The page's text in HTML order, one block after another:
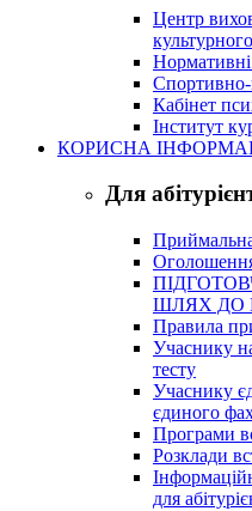
Центр
Спортивно-
Кабінет
Інститут
КОРИСНА
Для
Приймальна
ШЛЯХ ДО
Правила
Учаснику
тесту
Учаснику
єдиного
Програми
Розклади
для